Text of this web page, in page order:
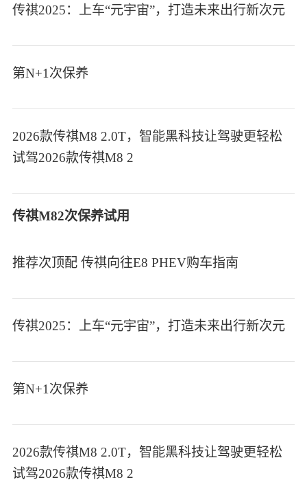
传祺2025：上车“元宇宙”，打造未来出行新次元
第N+1次保养
2026款传祺M8 2.0T，智能黑科技让驾驶更轻松
试驾2026款传祺M8 2
传祺M82次保养试用
推荐次顶配 传祺向往E8 PHEV购车指南
传祺2025：上车“元宇宙”，打造未来出行新次元
第N+1次保养
2026款传祺M8 2.0T，智能黑科技让驾驶更轻松
试驾2026款传祺M8 2